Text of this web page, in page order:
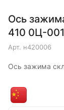
Ось
410 0Ц-
Арт. н420006
Ось зажима